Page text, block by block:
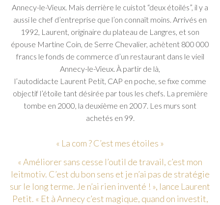
Annecy-le-Vieux. Mais derrière le cuistot “deux étoilés”, il y a
aussi le chef d’entreprise que l’on connaît moins. Arrivés en
1992, Laurent, originaire du plateau de Langres, et son
épouse Martine Coin, de Serre Chevalier, achètent 800 000
francs le fonds de commerce d’un restaurant dans le vieil
Annecy-le-Vieux. À partir de là,
l’autodidacte Laurent Petit, CAP en poche, se fixe comme
objectif l’étoile tant désirée par tous les chefs. La première
tombe en 2000, la deuxième en 2007. Les murs sont
achetés en 99.
« La com ? C’est mes étoiles »
« Améliorer sans cesse l’outil de travail, c’est mon
leitmotiv. C’est du bon sens et je n’ai pas de stratégie
sur le long terme. Je n’ai rien inventé ! », lance Laurent
Petit. « Et à Annecy c’est magique, quand on investit,